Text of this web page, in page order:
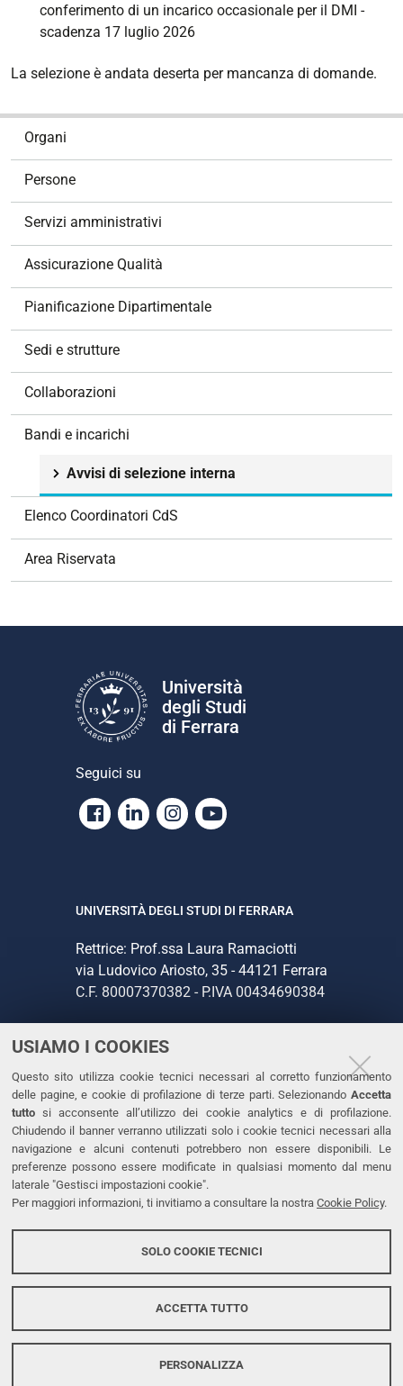
USIAMO I COOKIES
Questo sito utilizza cookie tecnici necessari al corretto funzionamento
delle pagine, e cookie di profilazione di terze parti. Selezionando Accetta
tutto si acconsente all’utilizzo dei cookie analytics e di profilazione.
Chiudendo il banner verranno utilizzati solo i cookie tecnici necessari alla
navigazione e alcuni contenuti potrebbero non essere disponibili. Le
preferenze possono essere modificate in qualsiasi momento dal menu
laterale "Gestisci impostazioni cookie".
Per maggiori informazioni, ti invitiamo a consultare la nostra Cookie Policy.
SOLO COOKIE TECNICI
ACCETTA TUTTO
PERSONALIZZA
conferimento di un incarico occasionale per il DMI -
scadenza 17 luglio 2026
La selezione è andata deserta per mancanza di domande.
Organi
Persone
Servizi amministrativi
Assicurazione Qualità
Pianificazione Dipartimentale
Sedi e strutture
Collaborazioni
Bandi e incarichi
Avvisi di selezione interna
Elenco Coordinatori CdS
Area Riservata
Università
degli Studi
di Ferrara
Seguici su
Facebook
LinkedinInstagram
Youtube
UNIVERSITÀ DEGLI STUDI DI FERRARA
Rettrice: Prof.ssa Laura Ramaciotti
via Ludovico Ariosto, 35 - 44121 Ferrara
C.F. 80007370382 - P.IVA 00434690384
CONTATTI
Tel. +39 0532 293111
Fax. +39 0532 293031
PEC
LINKS
Dichiarazione di accessibilità
Protezione dati personali